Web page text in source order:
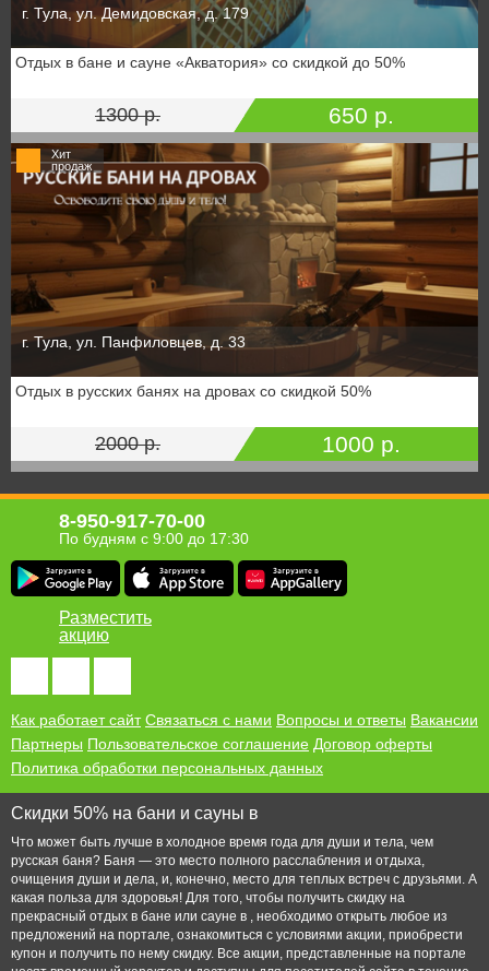
г. Тула, ул. Демидовская, д. 179
Отдых в бане и сауне «Акватория» со скидкой до 50%
1300 р. 650 р.
Хит
продаж
г. Тула, ул. Панфиловцев, д. 33
Отдых в русских банях на дровах со скидкой 50%
2000 р. 1000 р.
8-950-917-70-00
По будням с 9:00 до 17:30
Разместить
акцию
Как работает сайт Связаться с нами Вопросы и ответы Вакансии
Партнеры Пользовательское соглашение Договор оферты
Политика обработки персональных данных
Скидки 50% на бани и сауны в
Что может быть лучше в холодное время года для души и тела, чем
русская баня? Баня — это место полного расслабления и отдыха,
очищения души и дела, и, конечно, место для теплых встреч с друзьями. А
какая польза для здоровья! Для того, чтобы получить скидку на
прекрасный отдых в бане или сауне в , необходимо открыть любое из
предложений на портале, ознакомиться с условиями акции, приобрести
купон и получить по нему скидку. Все акции, представленные на портале